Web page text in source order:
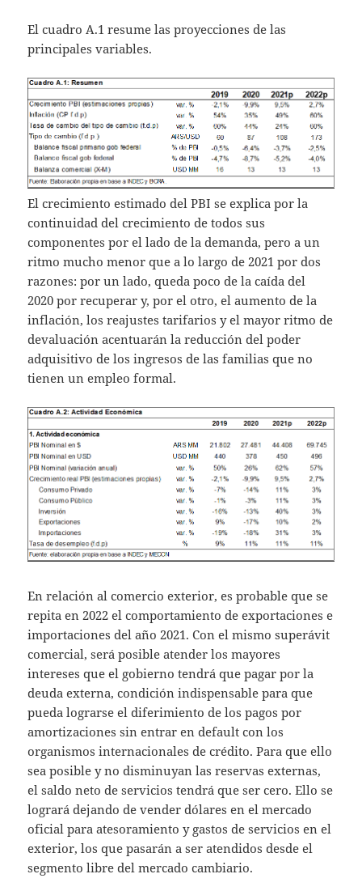
El cuadro A.1 resume las proyecciones de las
principales variables.
El crecimiento estimado del PBI se explica por la
continuidad del crecimiento de todos sus
componentes por el lado de la demanda, pero a un
ritmo mucho menor que a lo largo de 2021 por dos
razones: por un lado, queda poco de la caída del
2020 por recuperar y, por el otro, el aumento de la
inflación, los reajustes tarifarios y el mayor ritmo de
devaluación acentuarán la reducción del poder
adquisitivo de los ingresos de las familias que no
tienen un empleo formal.
En relación al comercio exterior, es probable que se
repita en 2022 el comportamiento de exportaciones e
importaciones del año 2021. Con el mismo superávit
comercial, será posible atender los mayores
intereses que el gobierno tendrá que pagar por la
deuda externa, condición indispensable para que
pueda lograrse el diferimiento de los pagos por
amortizaciones sin entrar en default con los
organismos internacionales de crédito. Para que ello
sea posible y no disminuyan las reservas externas,
el saldo neto de servicios tendrá que ser cero. Ello se
logrará dejando de vender dólares en el mercado
oficial para atesoramiento y gastos de servicios en el
exterior, los que pasarán a ser atendidos desde el
segmento libre del mercado cambiario.